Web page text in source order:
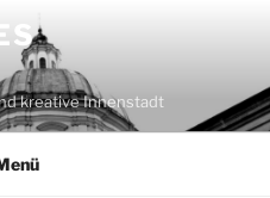
kreative Innenstadt